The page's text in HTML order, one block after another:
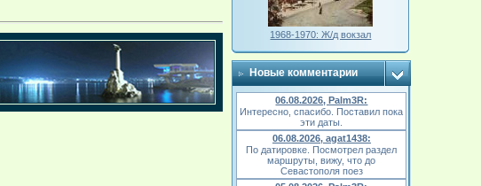
1968-1970: Ж/д вокзал
Новые комментарии
06.08.2026, Palm3R:
Интересно, спасибо. Поставил пока
эти даты.
06.08.2026, agat1438:
По датировке. Посмотрел раздел
маршруты, вижу, что до
Севастополя поез